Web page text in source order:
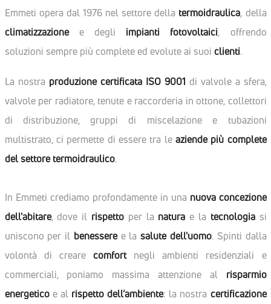
Emmeti opera dal 1976 nel settore della termoidraulica, della
climatizzazionee degli impianti fotovoltaici, offrendo
soluzioni sempre più complete ed evolute ai suoi clienti.
La nostra produzione certificata ISO 9001 di valvole a sfera,
valvole per radiatore, tenute e raccorderia in ottone, collettori
di distribuzione, gruppi di miscelazione e tubazioni
multistrato, ci permette di essere tra le aziende più complete
del settore termoidraulico.
In Emmeti crediamo profondamente in una nuova concezione
dell'abitare, dove il rispettoper la natura e la tecnologiasi
uniscono per il benesseree lasalute dell'uomo. Spinti dalla
volontà di creare comfortnegli ambienti residenziali e
commerciali, poniamo massima attenzione al risparmio
energeticoe al rispetto dell’ambiente: la nostra certificazione